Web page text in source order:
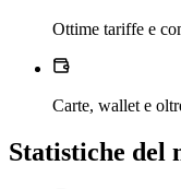
Ottime tariffe e
Carte, wallet e
Statistiche del